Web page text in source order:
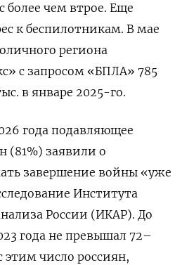
более чем втрое. Еще
к беспилотникам. В мае
региона
с запросом «БПЛА» 785
в январе 2025-го.
года подавляющее
(81%) заявили о
завершение войны «уже
Института
России (ИКАР). До
года не превышал 72–
этим число россиян,